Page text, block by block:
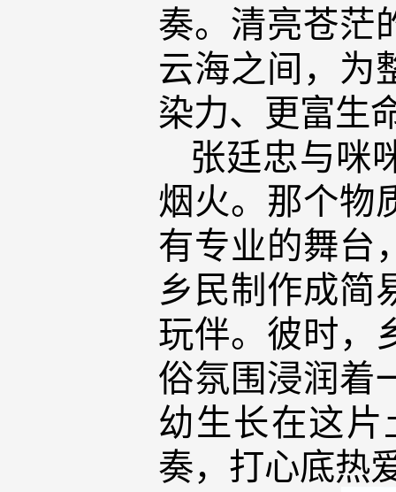
奏。清亮苍茫
云海之间，为
染力、更富生
张廷忠与咪
烟火。那个物
有专业的舞台
乡民制作成简
玩伴。彼时，
俗氛围浸润着
幼生长在这
奏，打心底热